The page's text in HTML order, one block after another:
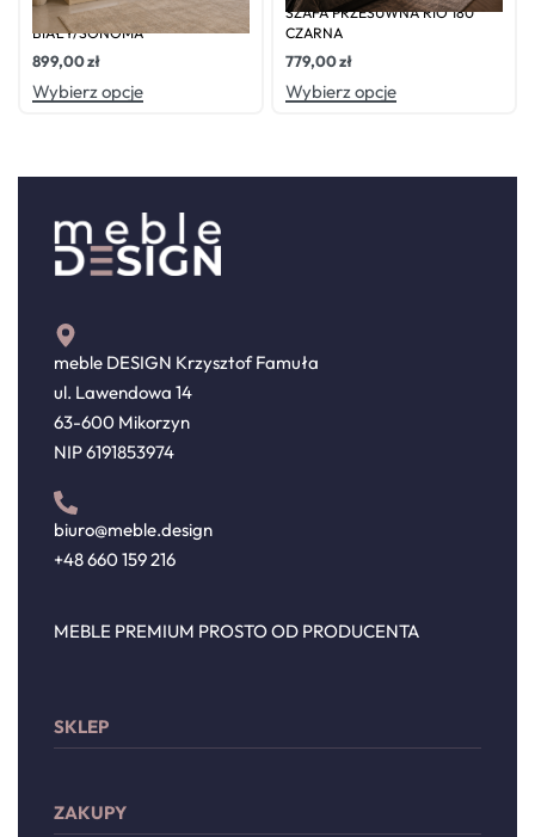
Oceniono0na 5
SZAFA PRZESUWNA RIO-3 180
BIAŁY/SONOMA
899,00zł
Wybierz opcje
Oceniono 0na 5
SZAFA PRZESUWNA RIO 180
CZARNA
779,00zł
Wybierz opcje
meble DESIGN Krzysztof Famuła
ul. Lawendowa 14
63-600 Mikorzyn
NIP 6191853974
biuro@meble.design
+48 660 159 216
MEBLE PREMIUM PROSTO OD PRODUCENTA
SKLEP
Meble wypoczynkowe
ZAKUPY